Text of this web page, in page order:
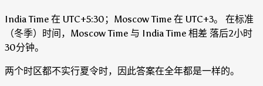
India Time 在 UTC+5:30；Moscow Time 在 UTC+3。
在标准
（冬季）时间，Moscow Time 与 India Time 相差 落后2小时
30分钟。
两个时区都不实行夏令时，因此答案在全年都是一样的。